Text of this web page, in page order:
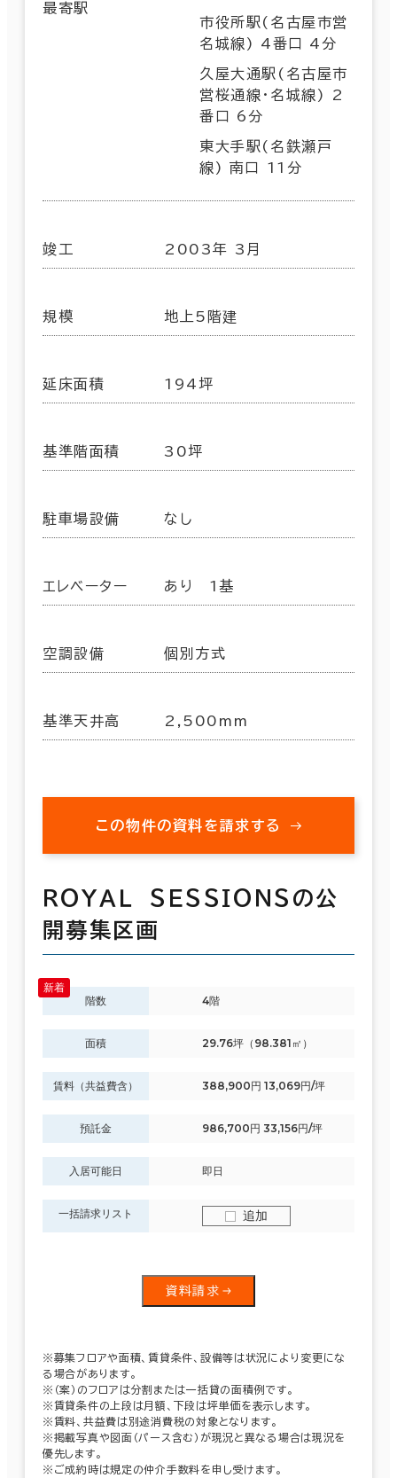
最寄駅
市役所駅(名古屋市営
名城線) 4番口 4分
久屋大通駅(名古屋市
営桜通線･名城線) 2
番口 6分
東大手駅(名鉄瀬戸
線) 南口 11分
竣工 2003年 3月
規模 地上5階建
延床面積 194坪
基準階面積 30坪
駐車場設備 なし
エレベーター あり 1基
空調設備 個別方式
基準天井高 2,500mm
この物件の資料を請求する
ＲＯＹＡＬ ＳＥＳＳＩＯＮＳの公
開募集区画
階数 4階
面積 29.76坪（98.381㎡）
賃料（共益費含） 388,900円 13,069円/坪
預託金 986,700円 33,156円/坪
入居可能日 即日
一括請求リスト 追加
資料請求
※募集フロアや面積、賃貸条件、設備等は状況により変更にな
る場合があります。
※（案）のフロアは分割または一括貸の面積例です。
※賃貸条件の上段は月額、下段は坪単価を表示します。
※賃料、共益費は別途消費税の対象となります。
※掲載写真や図面（パース含む）が現況と異なる場合は現況を
優先します。
※ご成約時は規定の仲介手数料を申し受けます。